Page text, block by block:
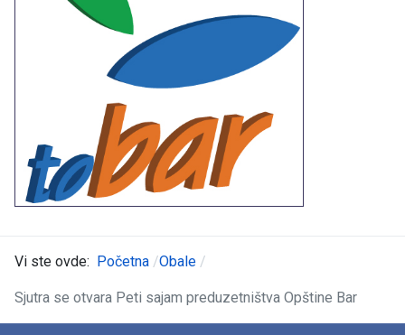
Vi ste ovde: Početna Obale
Sjutra se otvara Peti sajam preduzetništva Opštine Bar